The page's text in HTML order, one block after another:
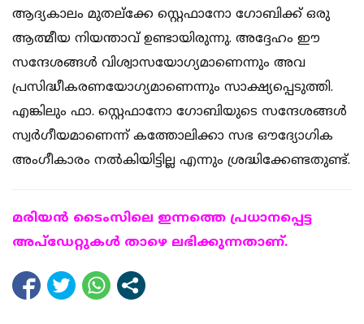
ആദ്യകാലം മുതല്‌ക്കേ സ്റ്റെഫാനോ ഗോബിക്ക് ഒരു
ആത്മീയ നിയന്താവ് ഉണ്ടായിരുന്നു. അദ്ദേഹം ഈ
സന്ദേശങ്ങള്‍ വിശ്വാസയോഗ്യമാണെന്നും അവ
പ്രസിദ്ധീകരണയോഗ്യമാണെന്നും സാക്ഷ്യപ്പെടുത്തി.
എങ്കിലും ഫാ. സ്റ്റെഫാനോ ഗോബിയുടെ സന്ദേശങ്ങള്‍
സ്വര്‍ഗീയമാണെന്ന് കത്തോലിക്കാ സഭ ഔദ്യോഗിക
അംഗീകാരം നല്‍കിയിട്ടില്ല എന്നും ശ്രദ്ധിക്കേണ്ടതുണ്ട്.
മരിയന്‍ ടൈംസിലെ ഇന്നത്തെ പ്രധാനപ്പെട്ട
അപ്ഡേറ്റുകള്‍ താഴെ ലഭിക്കുന്നതാണ്.